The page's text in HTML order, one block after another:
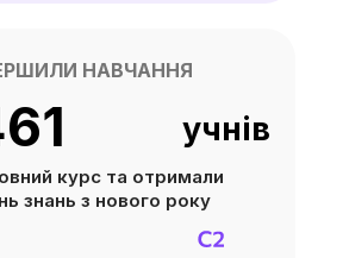
учнів
НАВЧАННЯ
курс та отримали
знань з нового року